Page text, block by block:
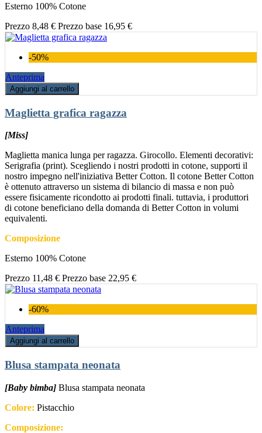
Esterno 100% Cotone
Prezzo 8,48 € Prezzo base 16,95 €
-50%
Anteprima
Aggiungi al carrello
Maglietta grafica ragazza
[Miss]
Maglietta manica lunga per ragazza. Girocollo. Elementi decorativi:
Serigrafia (print). Scegliendo i nostri prodotti in cotone, supporti il
nostro impegno nell'iniziativa Better Cotton. Il cotone Better Cotton
è ottenuto attraverso un sistema di bilancio di massa e non può
essere fisicamente ricondotto ai prodotti finali. tuttavia, i produttori
di cotone beneficiano della domanda di Better Cotton in volumi
equivalenti.
Composizione
Esterno 100% Cotone
Prezzo 11,48 € Prezzo base 22,95 €
-60%
Anteprima
Aggiungi al carrello
Blusa stampata neonata
[Baby bimba] Blusa stampata neonata
Colore: Pistacchio
Composizione: